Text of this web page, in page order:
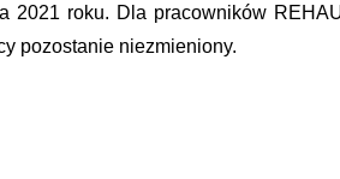
2021 roku. Dla pracowników
pozostanie niezmieniony.